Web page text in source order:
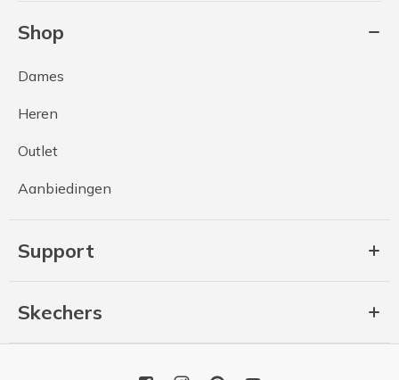
Shop
Dames
Heren
Outlet
Aanbiedingen
Support
Skechers